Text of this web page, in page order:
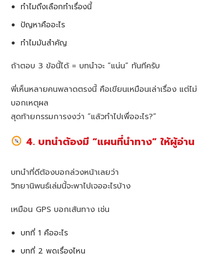
ทำไมถึงเลือกทำเรื่องนี้
ปัญหาคืออะไร
ทำไมมันสำคัญ
ถ้าตอบ 3 ข้อนี้ได้ = บทนำจะ “แน่น” ทันทีครับ
พี่เห็นหลายคนพลาดตรงนี้ คือเขียนเหมือนเล่าเรื่อง แต่ไม่
บอกเหตุผล
สุดท้ายกรรมการงงว่า “แล้วทำไปเพื่ออะไร?”
4. บทนำต้องมี “แผนที่นำทาง” ให้ผู้อ่าน
บทนำที่ดีต้องบอกล่วงหน้าเลยว่า
วิทยานิพนธ์เล่มนี้จะพาไปเจออะไรบ้าง
เหมือน GPS บอกเส้นทาง เช่น
บทที่ 1 คืออะไร
บทที่ 2 พูดเรื่องไหน